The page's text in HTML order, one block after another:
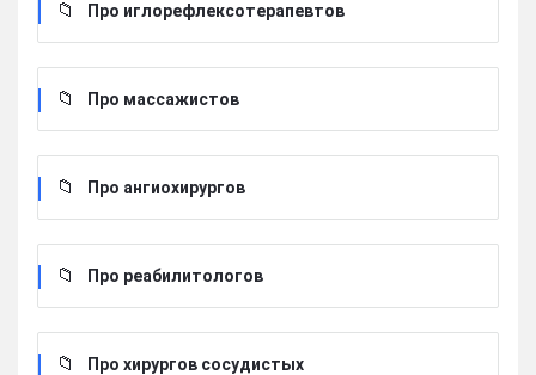
Про иглорефлексотерапевтов
Про массажистов
Про ангиохирургов
Про реабилитологов
Про хирургов сосудистых